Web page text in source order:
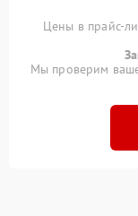
Цены в прайс-
Мы проверим